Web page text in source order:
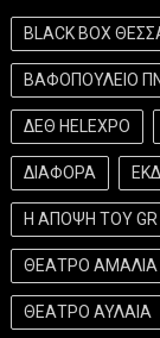
BLACK BOX
ΒΑΦΟΠΟΥΛΕΙΟ
ΔΕΘ HELEXPO
ΔΙΑΦΟΡΑ
Η ΑΠΟΨΗ ΤΟΥ GR
ΘΕΑΤΡΟ ΑΜΑΛΙΑ
ΘΕΑΤΡΟ ΑΥΛΑΙΑ